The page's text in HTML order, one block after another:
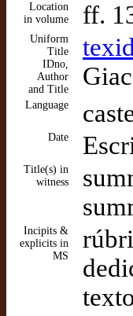
Location
in volume
ff.
Uniform
Title
IDno,
Author
and Title
Language
Date
Title(s) in
witness
Incipits &
explicits in
MS